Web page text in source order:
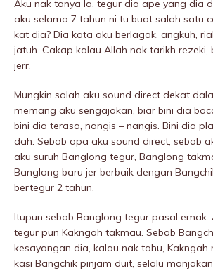
Aku nak tanya la, tegur dia ape yang dia
aku selama 7 tahun ni tu buat salah satu
kat dia? Dia kata aku berlagak, angkuh,
jatuh. Cakap kalau Allah nak tarikh rezeki,
jerr.
Mungkin salah aku sound direct dekat
memang aku sengajakan, biar bini dia
bini dia terasa, nangis – nangis. Bini dia
dah. Sebab apa aku sound direct, sebab
aku suruh Banglong tegur, Banglong
Banglong baru jer berbaik dengan
bertegur 2 tahun.
Itupun sebab Banglong tegur pasal emak.
tegur pun Kakngah takmau. Sebab
kesayangan dia, kalau nak tahu, Kakngah
kasi Bangchik pinjam duit, selalu